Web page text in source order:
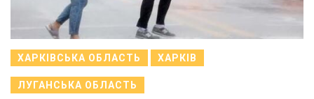
ХАРКІВСЬКА ОБЛАСТЬ ХАРКІВ
ЛУГАНСЬКА ОБЛАСТЬ